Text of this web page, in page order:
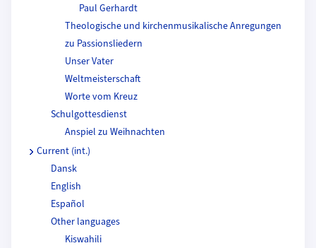
Paul Gerhardt
Theologische und kirchenmusikalische Anregungen
zu Passionsliedern
Unser Vater
Weltmeisterschaft
Worte vom Kreuz
Schulgottesdienst
Anspiel zu Weihnachten
Current (int.)
Dansk
English
Español
Other languages
Kiswahili